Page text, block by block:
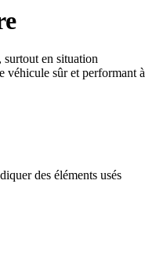
surtout en situation
véhicule sûr et performant à
des éléments usés